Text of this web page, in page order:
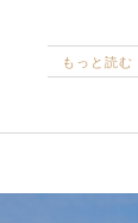
もっと読む